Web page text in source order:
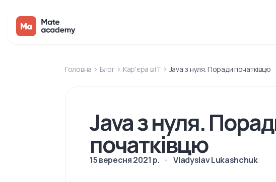
Головна Блог Кар'єра в IT Java з нуля. Поради початківцю
Java з нуля.
початківцю
15 вересня 2021 р. Vladyslav Lukashchuk